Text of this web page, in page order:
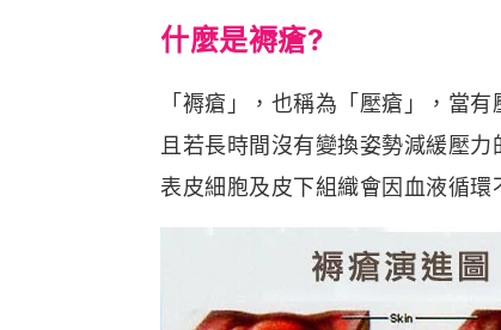
什麼是褥瘡?
「褥瘡」，也稱為「壓瘡」，當
且若長時間沒有變換姿勢減緩壓力
表皮細胞及皮下組織會因血液循